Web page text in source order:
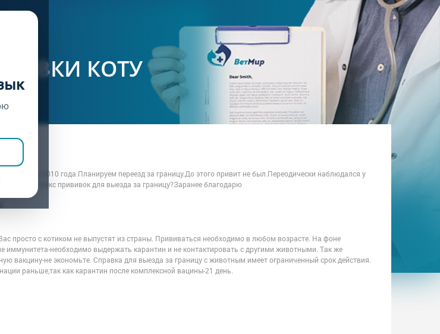
КОТУ
21 августа 2010 года.Планируем переезд за границу.До этого привит не был.Переодически наблюдался у
комплекс прививок для выезда за границу?Заранее благодарю
просто с котиком не выпустят из страны. Прививаться необходимо в любом возрасте. На фоне
иммунитета-необходимо выдержать карантин и не контактировать с другими животными. Так же
вакцину-не экономьте. Справка для выезда за границу с животным имеет ограниченный срок действия.
раньше,так как карантин после комплексной вацины-21 день.